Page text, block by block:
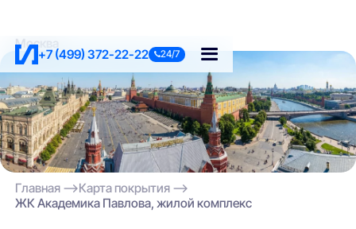
+7 (499) 372-22-22 24/7
Москва
Главная
Карта покрытия
ЖК Академика Павлова, жилой комплекс